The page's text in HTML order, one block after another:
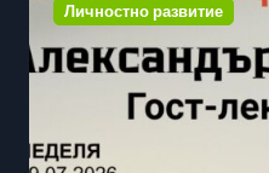
Личностно развитие